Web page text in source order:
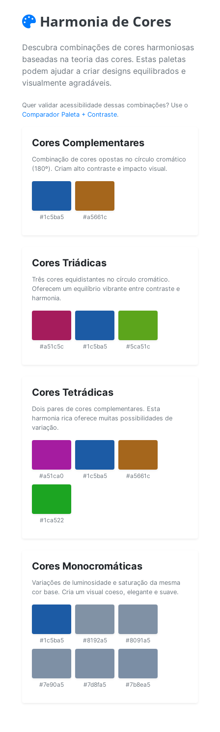
Harmonia de Cores
Descubra combinações de cores harmoniosas
baseadas na teoria das cores. Estas paletas
podem ajudar a criar designs equilibrados e
visualmente agradáveis.
Quer validar acessibilidade dessas combinações? Use o
Comparador Paleta + Contraste.
Cores Complementares
Combinação de cores opostas no círculo cromático
(180º). Criam alto contraste e impacto visual.
#1c5ba5 #a5661c
Cores Triádicas
Três cores equidistantes no círculo cromático.
Oferecem um equilíbrio vibrante entre contraste e
harmonia.
#a51c5c #1c5ba5 #5ca51c
Cores Tetrádicas
Dois pares de cores complementares. Esta
harmonia rica oferece muitas possibilidades de
variação.
#a51ca0 #1c5ba5 #a5661c
#1ca522
Cores Monocromáticas
Variações de luminosidade e saturação da mesma
cor base. Cria um visual coeso, elegante e suave.
#1c5ba5 #8192a5 #8091a5
#7e90a5 #7d8fa5 #7b8ea5